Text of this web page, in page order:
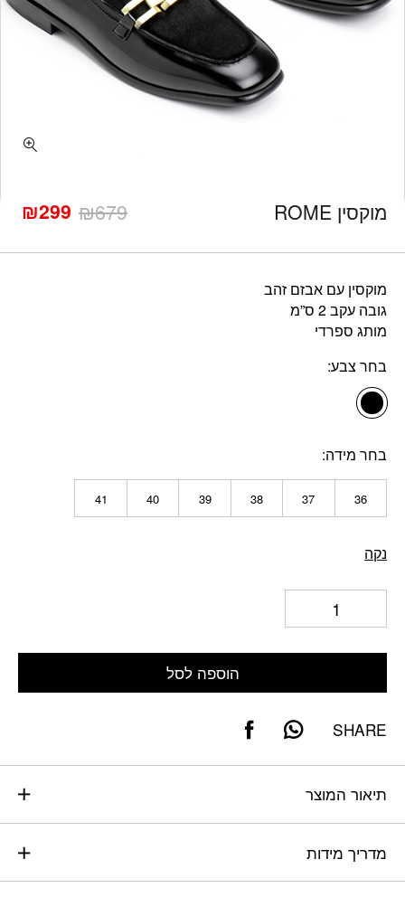
מוקסין ROME ₪679
המחיר
המקורי
₪299 המחיר
הנוכחי
מוקסין עם אבזם זהב
גובה עקב 2 ס”מ
מותג ספרדי
בחר צבע
בחר מידה
36
37
38
39
40
41
נקה
הוספה לסל
SHARE
תיאור המוצר
מדריך מידות